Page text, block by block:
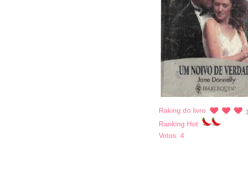
Raking do livro 3
Ranking Hot
Votos: 4